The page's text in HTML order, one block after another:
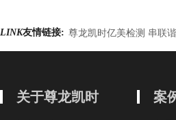
LINK友情链接: 尊龙凯时亿美检测 串联
关于尊龙凯时 案